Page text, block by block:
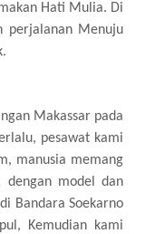
Hati Mulia. Di
perjalanan Menuju
Makassar pada
pesawat kami
manusia memang
model dan
Bandara Soekarno
Kemudian kami